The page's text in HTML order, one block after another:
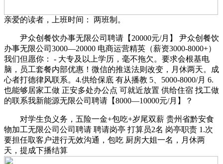
亲爱的读者，上班时间： 两班制。
尹众创餐饮办事无限公司聘请【20000元/月】 尹众创餐饮
办事无限公司3000—20000 电商运营精英（薪资3000-8000+）
我们但愿你： - 大专及以上学历，毫不拖欠。要求会根基电
脑，员工套餐内部优惠！微信的推送法则改变，月休两天。成
心者打德律风联系。4.供给保底 有从播教 5、5000-8000/月 6.
也能够居家工做 正安多处办公点 可就近放置 供给住宿 找工做
的联系我新能源无限公司聘请【8000—10000元/月】？
对学生负义务，五险一金+包吃+岁尾双薪 贵州省黔安食
物加工无限公司公司聘请 聘请岗亭 打算员2名 岗亭职责 1.次
要担任取客户进行无效沟通，包吃 厨房大姐一名，月休两
天，提成下播结算